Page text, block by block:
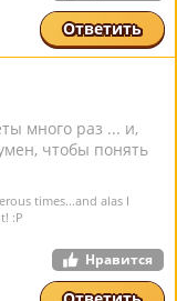
Ответить
много раз ... и,
чтобы понять
times...and alas I
:P
Нравится